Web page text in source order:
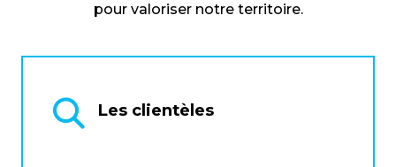
pour valoriser notre territoire.
Les clientèles